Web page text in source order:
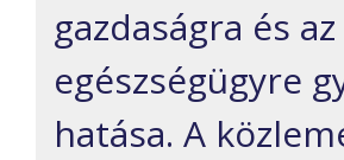
gazdaságra és az
egészségügyre
hatása. A